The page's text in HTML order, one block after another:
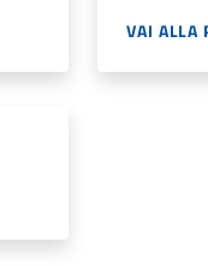
VAI ALLA